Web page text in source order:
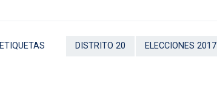
ETIQUETAS DISTRITO 20 ELECCIONES 2017